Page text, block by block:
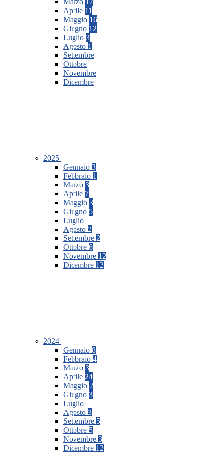
Marzo 17
Aprile 11
Maggio 16
Giugno 12
Luglio 3
Agosto 1
Settembre
Ottobre
Novembre
Dicembre
2025
Gennaio 3
Febbraio 1
Marzo 3
Aprile 7
Maggio 3
Giugno 5
Luglio
Agosto 2
Settembre 2
Ottobre 6
Novembre 12
Dicembre 12
2024
Gennaio 8
Febbraio 4
Marzo 3
Aprile 24
Maggio 2
Giugno 3
Luglio
Agosto 3
Settembre 5
Ottobre 5
Novembre 3
Dicembre 12